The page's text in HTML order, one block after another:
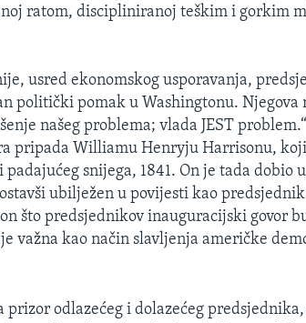
ratom, discipliniranoj teškim i gorkim
usred ekonomskog usporavanja,
politički pomak u Washingtonu. Njegova
našeg problema; vlada JEST
pripada Williamu Henryju Harrisonu,
snijega, 1841. On je tada dobio
ubilježen u povijesti kao
što predsjednikov inauguracijski govor
važna kao način slavljenja američke
prizor odlazećeg i dolazećeg